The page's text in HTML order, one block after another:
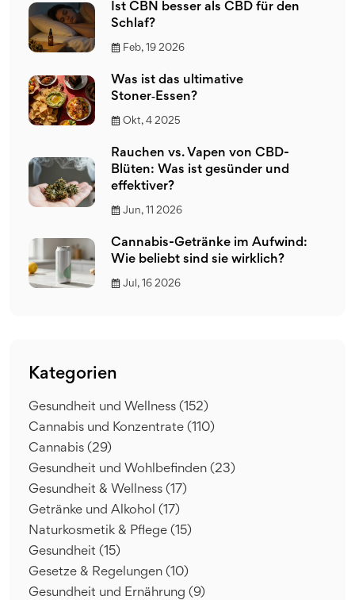
Ist CBN besser als CBD für den
Schlaf?
Feb, 19 2026
Was ist das ultimative
Stoner‑Essen?
Okt, 4 2025
Rauchen vs. Vapen von CBD-
Blüten: Was ist gesünder und
effektiver?
Jun, 11 2026
Cannabis-Getränke im Aufwind:
Wie beliebt sind sie wirklich?
Jul, 16 2026
Kategorien
Gesundheit und Wellness (152)
Cannabis und Konzentrate (110)
Cannabis (29)
Gesundheit und Wohlbefinden (23)
Gesundheit & Wellness (17)
Getränke und Alkohol (17)
Naturkosmetik & Pflege (15)
Gesundheit (15)
Gesetze & Regelungen (10)
Gesundheit und Ernährung (9)